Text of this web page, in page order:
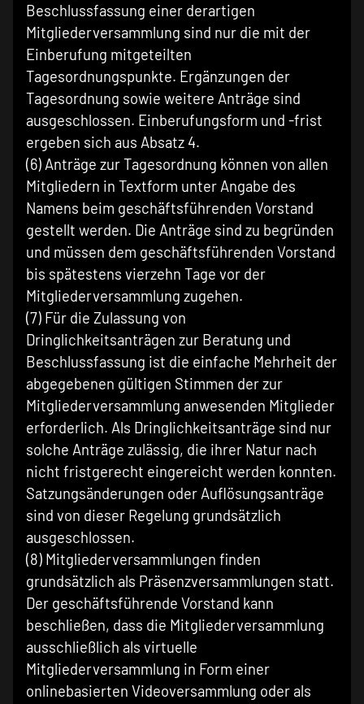
Beschlussfassung einer derartigen
Mitgliederversammlung sind nur die mit der
Einberufung mitgeteilten
Tagesordnungspunkte. Ergänzungen der
Tagesordnung sowie weitere Anträge sind
ausgeschlossen. Einberufungsform und -frist
ergeben sich aus Absatz 4.
(6) Anträge zur Tagesordnung können von allen
Mitgliedern in Textform unter Angabe des
Namens beim geschäftsführenden Vorstand
gestellt werden. Die Anträge sind zu begründen
und müssen dem geschäftsführenden Vorstand
bis spätestens vierzehn Tage vor der
Mitgliederversammlung zugehen.
(7) Für die Zulassung von
Dringlichkeitsanträgen zur Beratung und
Beschlussfassung ist die einfache Mehrheit der
abgegebenen gültigen Stimmen der zur
Mitgliederversammlung anwesenden Mitglieder
erforderlich. Als Dringlichkeitsanträge sind nur
solche Anträge zulässig, die ihrer Natur nach
nicht fristgerecht eingereicht werden konnten.
Satzungsänderungen oder Auflösungsanträge
sind von dieser Regelung grundsätzlich
ausgeschlossen.
(8) Mitgliederversammlungen finden
grundsätzlich als Präsenzversammlungen statt.
Der geschäftsführende Vorstand kann
beschließen, dass die Mitgliederversammlung
ausschließlich als virtuelle
Mitgliederversammlung in Form einer
onlinebasierten Videoversammlung oder als